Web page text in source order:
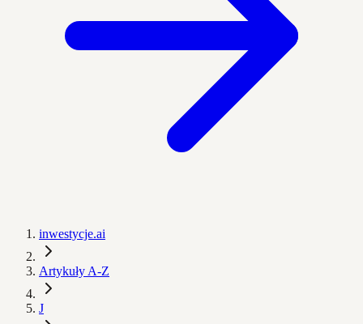
inwestycje.ai
Artykuły A-Z
J